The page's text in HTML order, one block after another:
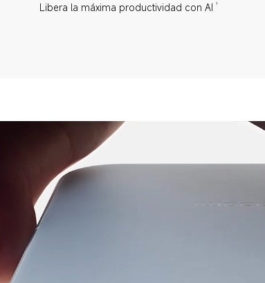
Libera la máxima productividad con AI 1